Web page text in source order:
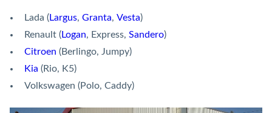
Lada (Largus, Granta, Vesta)
Renault (Logan, Express, Sandero)
Citroen (Berlingo, Jumpy)
Kia (Rio, K5)
Volkswagen (Polo, Caddy)